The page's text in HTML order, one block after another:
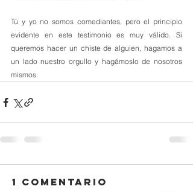
Tú y yo no somos comediantes, pero el principio
evidente en este testimonio es muy válido. Si
queremos hacer un chiste de alguien, hagamos a
un lado nuestro orgullo y hagámoslo de nosotros
mismos.
1 comentario